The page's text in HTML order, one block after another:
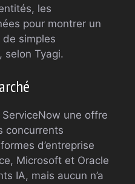
les
pour montrer un
simples
selon Tyagi.
ServiceNow une offre
concurrents
d’entreprise
Microsoft et Oracle
IA, mais aucun n’a